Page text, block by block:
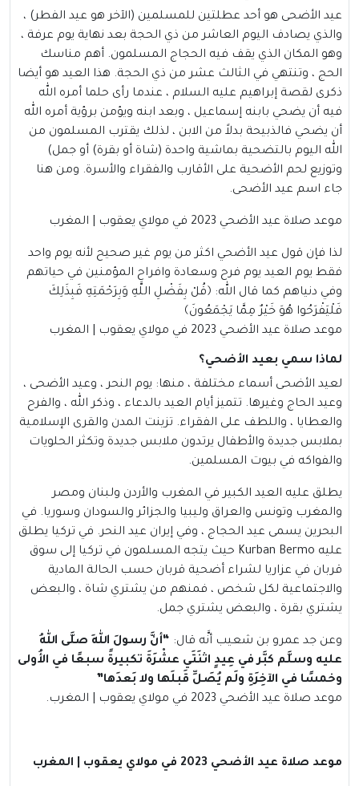
عيد الأضحى هو أحد عطلتين للمسلمين (الآخر هو عيد الفطر) ،
والذي يصادف اليوم العاشر من ذي الحجة بعد نهاية يوم عرفة ،
وهو المكان الذي يقف فيه الحجاج المسلمون. أهم مناسك
الحج ، وتنتهي في الثالث عشر من ذي الحجة. هذا العيد هو أيضا
ذكرى لقصة إبراهيم عليه السلام ، عندما رأى حلما أمره الله
فيه أن يضحي بابنه إسماعيل ، وبعد ابنه ويؤمن برؤية أمره الله
أن يضحي فالذبيحة بدلاً من الابن ، لذلك يقترب المسلمون من
الله اليوم بالتضحية بماشية واحدة (شاة أو بقرة) أو جمل)
وتوزيع لحم الأضحية على الأقارب والفقراء والأسرة. ومن هنا
جاء اسم عيد الأضحى.
موعد صلاة عيد الأضحي 2023 في مولاي يعقوب | المغرب
لذا فإن قول عيد الأضحي اكثر من يوم غير صحيح لأنه يوم واحد
فقط يوم العيد يوم فرح وسعادة وافراح المؤمنين في حياتهم
وفي دنياهم كما قال الله: ﴿قُلْ بِفَضْلِ اللَّهِ وَبِرَحْمَتِهِ فَبِذَلِكَ
فَلْيَفْرَحُوا هُوَ خَيْرٌ مِمَّا يَجْمَعُونَ﴾
موعد صلاة عيد الأضحي 2023 في مولاي يعقوب | المغرب
لماذا سمي بعيد الأضحي؟
لعيد الأضحى أسماء مختلفة ، منها: يوم النحر ، وعيد الأضحى ،
وعيد الحاج وغيرها. تتميز أيام العيد بالدعاء ، وذكر الله ، والفرح
والعطايا ، واللطف على الفقراء. تزينت المدن والقرى الإسلامية
بملابس جديدة والأطفال يرتدون ملابس جديدة وتكثر الحلويات
والفواكه في بيوت المسلمين.
يطلق عليه العيد الكبير في المغرب والأردن ولبنان ومصر
والمغرب وتونس والعراق وليبيا والجزائر والسودان وسوريا. في
البحرين يسمى عيد الحجاج ، وفي إيران عيد النحر. في تركيا يطلق
عليه Kurban Bermo حيث يتجه المسلمون في تركيا إلى سوق
قربان في عزاريا لشراء أضحية قربان حسب الحالة المادية
والاجتماعية لكل شخص ، فمنهم من يشتري شاة ، والبعض
يشتري بقرة ، والبعض يشتري جمل.
وعن جد عمرو بن شعيب أنَّه قال: “أنَّ رسولَ اللهِ صلَّى اللهُ
عليه وسلَّم كبَّر في عِيدٍ اثنَتَي عشْرَةَ تكبيرةً سبعًا في الأُولى
وخمسًا في الآخِرَةِ ولَم يُصَلِّ قَبلَها ولا بَعدَها”
موعد صلاة عيد الأضحي 2023 في مولاي يعقوب | المغرب.
موعد صلاة عيد الأضحي 2023 في مولاي يعقوب | المغرب